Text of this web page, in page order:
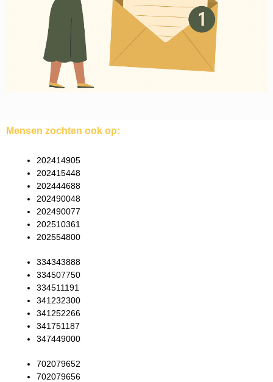
Mensen zochten ook op:
202414905
202415448
202444688
202490048
202490077
202510361
202554800
334343888
334507750
334511191
341232300
341252266
341751187
347449000
702079652
702079656